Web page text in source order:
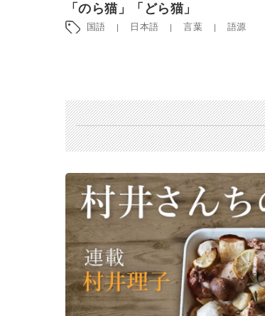
「のら猫」「どら猫」
国語 日本語 言葉 語源